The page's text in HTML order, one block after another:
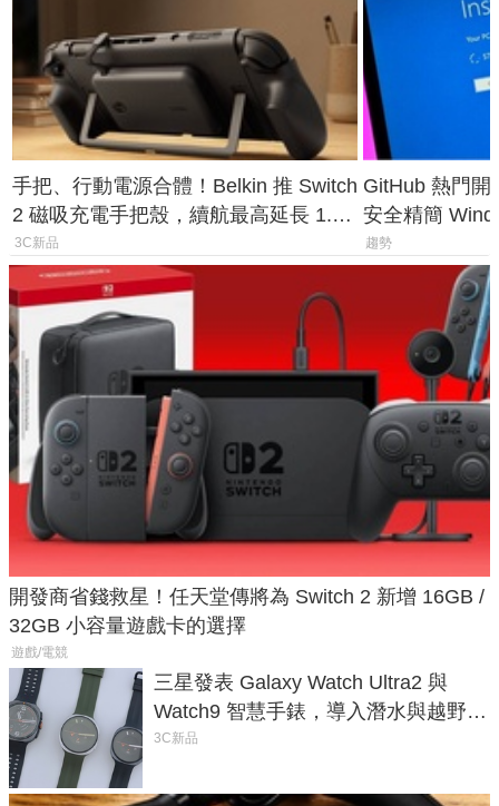
手把、行動電源合體！Belkin 推 Switch
2 磁吸充電手把殼，續航最高延長 1.5
倍
3C新品
GitHub 熱門開
安全精簡
後台追蹤
趨勢
開發商省錢救星！任天堂傳將為 Switch 2 新增 16GB /
32GB 小容量遊戲卡的選擇
遊戲/電競
三星發表 Galaxy Watch Ultra2 與
Watch9 智慧手錶，導入潛水與越野跑
導航功能
3C新品